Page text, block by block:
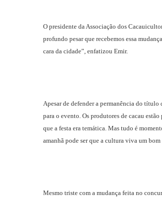
O presidente da Associação dos
profundo pesar que recebemos essa
cara da cidade”, enfatizou Emir.
Apesar de defender a permanência do
para o evento. Os produtores de cacau
que a festa era temática. Mas tudo é
amanhã pode ser que a cultura viva um
Mesmo triste com a mudança feita no